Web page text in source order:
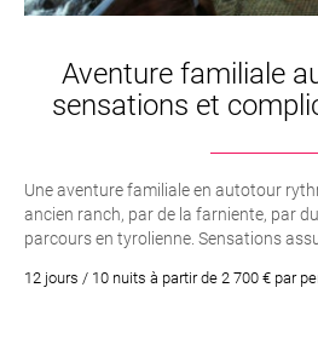
Aventure familiale
sensations et
Une aventure familiale en autotour
ancien ranch, par de la farniente, par
parcours en tyrolienne. Sensations
12 jours / 10 nuits à partir de 2 700 € par